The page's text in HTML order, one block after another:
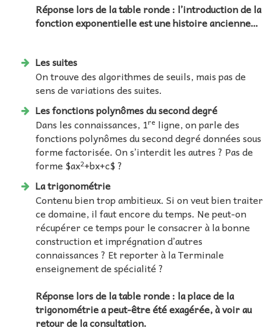
Réponse lors de la table ronde : l’introduction de la
fonction exponentielle est une histoire ancienne…
Les suites
On trouve des algorithmes de seuils, mais pas de
sens de variations des suites.
Les fonctions polynômes du second degré
Dans les connaissances, 1re ligne, on parle des
fonctions polynômes du second degré données sous
forme factorisée. On s’interdit les autres ? Pas de
forme $ax²+bx+c$ ?
La trigonométrie
Contenu bien trop ambitieux. Si on veut bien traiter
ce domaine, il faut encore du temps. Ne peut-on
récupérer ce temps pour le consacrer à la bonne
construction et imprégnation d’autres
connaissances ? Et reporter à la Terminale
enseignement de spécialité ?
Réponse lors de la table ronde : la place de la
trigonométrie a peut-être été exagérée, à voir au
retour de la consultation.